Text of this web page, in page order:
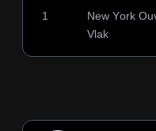
1
New York
Vlak